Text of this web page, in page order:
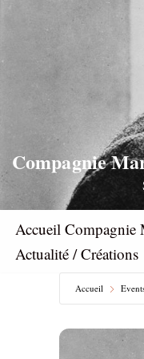
Compagnie
Accueil Compagnie
Actualité / Créations
Accueil